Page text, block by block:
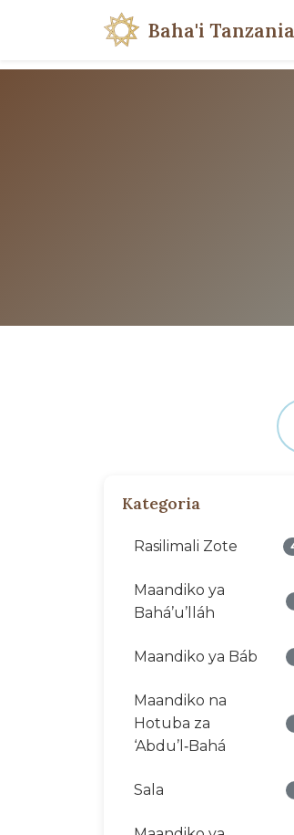
Baha'i Tanzania
Kategoria
Rasilimali Zote
Maandiko ya
Bahá’u’lláh
Maandiko ya Báb
Maandiko na
Hotuba za
‘Abdu’l‑Bahá
Sala